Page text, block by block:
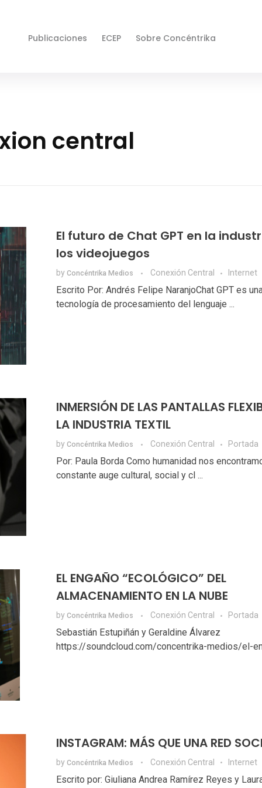
Publicaciones ECEP Sobre Concéntrika
central
El futuro de Chat GPT en la
los videojuegos
by Concéntrika Medios Conexión Central Internet
Escrito Por: Andrés Felipe NaranjoChat GPT es
tecnología de procesamiento del lenguaje ...
INMERSIÓN DE LAS PANTALLAS
LA INDUSTRIA TEXTIL
by Concéntrika Medios Conexión Central Portada
Por: Paula Borda Como humanidad nos
constante auge cultural, social y cl ...
EL ENGAÑO “ECOLÓGICO” DEL
ALMACENAMIENTO EN LA NUBE
by Concéntrika Medios Conexión Central Portada
Sebastián Estupiñán y Geraldine Álvarez
https://soundcloud.com/concentrika-medios/el-
INSTAGRAM: MÁS QUE UNA RED
by Concéntrika Medios Conexión Central Internet
Escrito por: Giuliana Andrea Ramírez Reyes y